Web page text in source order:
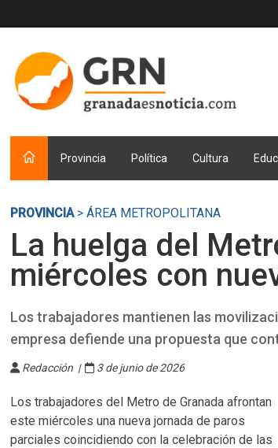
Provincia Política Cultura
PROVINCIA> ÁREA METROPOLITANA
La huelga del
miércoles con
Los trabajadores mantienen las
empresa defiende una propuesta que
Redacción | 3 de junio de 2026
Los trabajadores del Metro de Granada afrontan
este miércoles una nueva jornada de paros
parciales coincidiendo con la celebración de las